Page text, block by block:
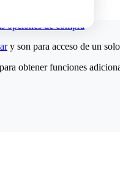
opciones de compra
y son para acceso de un
para obtener funciones